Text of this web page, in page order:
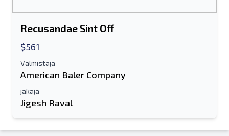
Recusandae Sint Off
$561
Valmistaja
American Baler Company
jakaja
Jigesh Raval
Lähettää